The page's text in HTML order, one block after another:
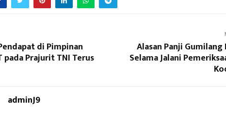
di Pimpinan
pada Prajurit TNI Terus
Alasan Panji
Selama Jalani
adminJ9